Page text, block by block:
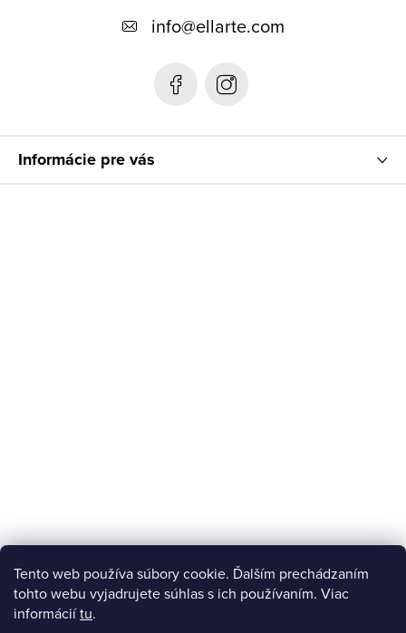
Tento web používa súbory cookie. Ďalším prechádzaním
tohto webu vyjadrujete súhlas s ich používaním. Viac
informáciítu.
info@ellarte.com
Informácie pre vás